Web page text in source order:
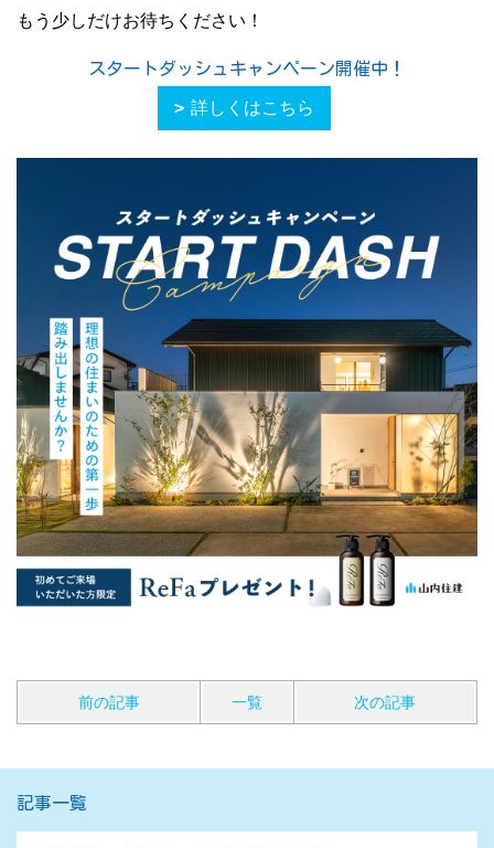
もう少しだけお待ちください！
スタートダッシュキャンペーン開催中！
詳しくはこちら
前の記事 一覧 次の記事
記事一覧